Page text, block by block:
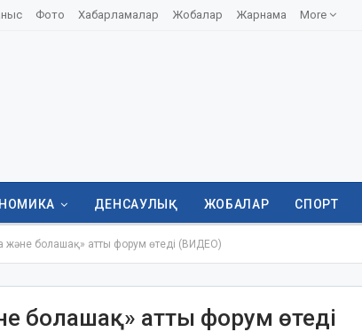
Фото Хабарламалар Жобалар Жарнама More
ДЕНСАУЛЫҚ ЖОБАЛАР СПОРТ
және болашақ» атты форум өтеді (ВИДЕО)
болашақ» атты форум өтеді